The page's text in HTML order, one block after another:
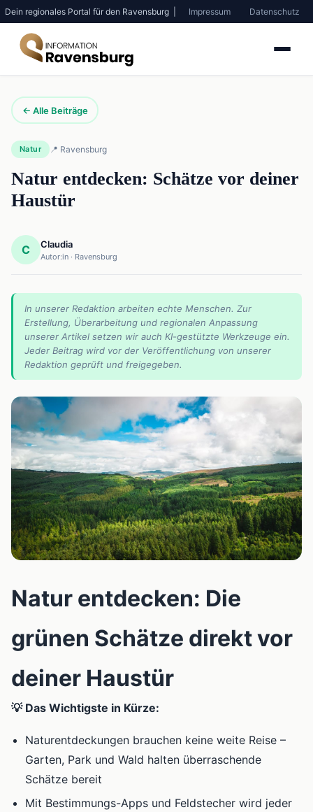
Dein regionales Portal für den Ravensburg | Impressum Datenschutz
← Alle Beiträge
Natur 📍 Ravensburg
Natur entdecken: Schätze vor deiner
Haustür
C Claudia
Autor:in · Ravensburg
In unserer Redaktion arbeiten echte Menschen. Zur
Erstellung, Überarbeitung und regionalen Anpassung
unserer Artikel setzen wir auch KI-gestützte Werkzeuge ein.
Jeder Beitrag wird vor der Veröffentlichung von unserer
Redaktion geprüft und freigegeben.
📰
Natur entdecken: Die
grünen Schätze direkt vor
deiner Haustür
💡 Das Wichtigste in Kürze:
Naturentdeckungen brauchen keine weite Reise –
Garten, Park und Wald halten überraschende
Schätze bereit
Mit Bestimmungs-Apps und Feldstecher wird jeder